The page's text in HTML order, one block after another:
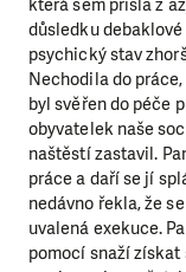
důsledku
psychický stav
Nechodila do
byl svěřen do péče
obyvatelek naše
naštěstí zastavil.
práce a daří se jí
nedávno řekla, že
uvalená exekuce.
pomocí snaží získat